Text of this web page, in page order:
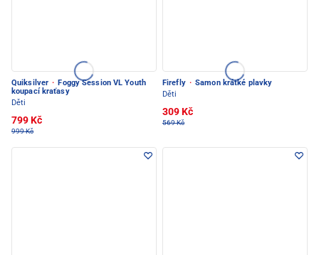
Quiksilver · Foggy Session VL Youth
koupací kraťasy
Děti
799 Kč
999 Kč
Firefly · Samon krátké plavky
Děti
309 Kč
569 Kč